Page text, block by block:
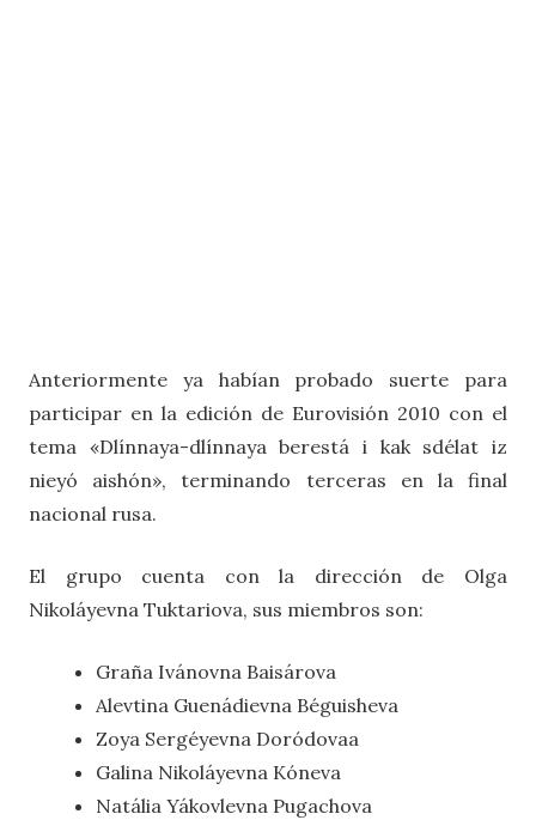
Anteriormente ya habían probado suerte para
participar en la edición de Eurovisión 2010 con el
tema «Dlínnaya-dlínnaya berestá i kak sdélat iz
nieyó aishón», terminando terceras en la final
nacional rusa.
El grupo cuenta con la dirección de Olga
Nikoláyevna Tuktariova, sus miembros son:
Graña Ivánovna Baisárova
Alevtina Guenádievna Béguisheva
Zoya Sergéyevna Doródovaa
Galina Nikoláyevna Kóneva
Natália Yákovlevna Pugachova